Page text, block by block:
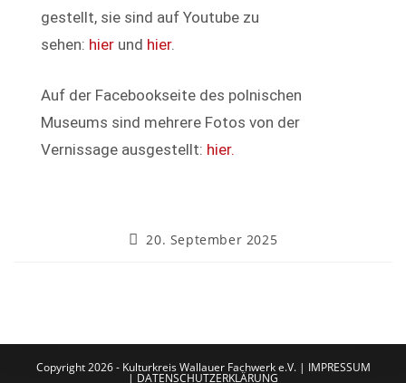
gestellt, sie sind auf Youtube zu
sehen: hier und hier.
Auf der Facebookseite des polnischen
Museums sind mehrere Fotos von der
Vernissage ausgestellt: hier.
20. September 2025
Copyright 2026 - Kulturkreis Wallauer Fachwerk e.V. | IMPRESSUM
| DATENSCHUTZERKLÄRUNG